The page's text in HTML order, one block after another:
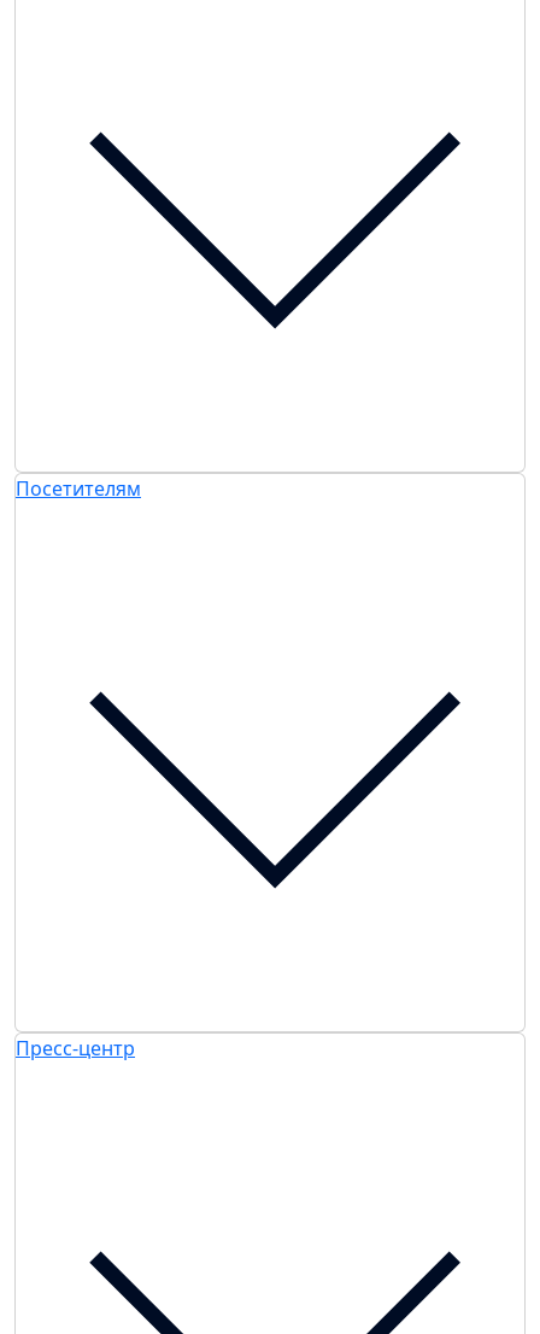
Посетителям
Пресс-центр